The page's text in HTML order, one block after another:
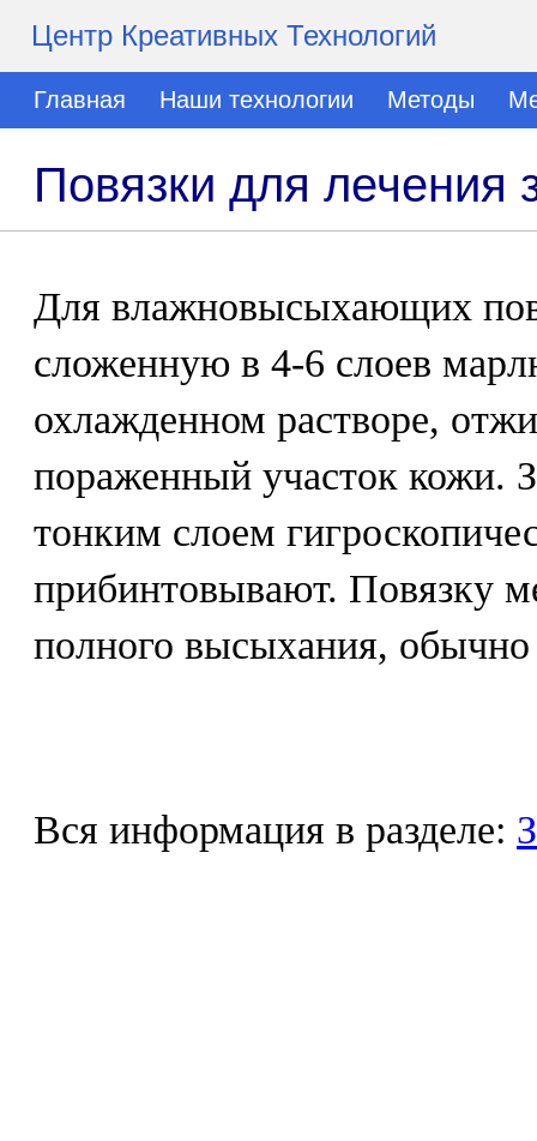
Центр Креативных Технологий
Главная Наши технологии Методы
Повязки для лечения
Для влажновысыхающих
сложенную в 4-6 слоев
охлажденном растворе,
пораженный участок кожи.
тонким слоем
прибинтовывают. Повязку
полного высыхания, обычно
Вся информация в разделе: